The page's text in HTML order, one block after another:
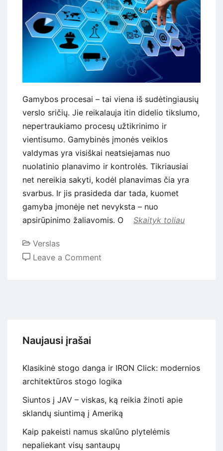
Gamybos procesai – tai viena iš sudėtingiausių
verslo sričių. Jie reikalauja itin didelio tikslumo,
nepertraukiamo procesų užtikrinimo ir
vientisumo. Gamybinės įmonės veiklos
valdymas yra visiškai neatsiejamas nuo
nuolatinio planavimo ir kontrolės. Tikriausiai
net nereikia sakyti, kodėl planavimas čia yra
svarbus. Ir jis prasideda dar tada, kuomet
gamyba įmonėje net nevyksta – nuo
apsirūpinimo žaliavomis. O
Skaityk toliau
Verslas
Leave a Comment
Naujausi įrašai
Klasikinė stogo danga ir IRON Click: modernios
architektūros stogo logika
Siuntos į JAV – viskas, ką reikia žinoti apie
sklandų siuntimą į Ameriką
Kaip pakeisti namus skalūno plytelėmis
nepaliekant visų santaupų